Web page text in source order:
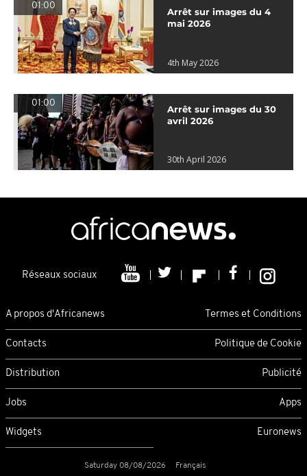
01:00
Arrêt sur images du 4
mai 2026
4th May 2026
01:00
Arrêt sur images du 30
avril 2026
30th April 2026
Réseaux sociaux
A propos d'Africanews Termes et Conditions
Contacts Politique de Cookie
Distribution Publicité
Jobs Apps
Widgets Euronews
Saturday 08/08/2026